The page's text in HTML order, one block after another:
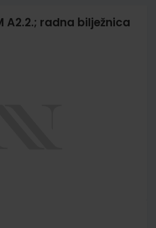
A2.2.; radna bilježnica